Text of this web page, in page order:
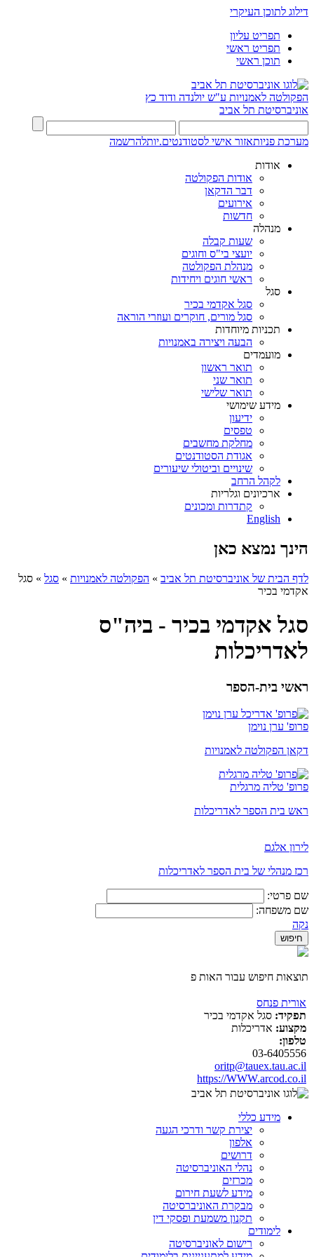
דילוג לתוכן העיקרי
תפריט עליון
תפריט ראשי
תוכן ראשי
הפקולטה לאמנויות ע"ש יולנדה ודוד כץ
אוניברסיטת תל אביב
מערכת פניותאזור אישי לסטודנטים.יותלהרשמה
אודות
אודות הפקולטה
דבר הדקאן
אירועים
חדשות
מנהלה
שעות קבלה
יועצי בי"ס וחוגים
מנהלת הפקולטה
ראשי חוגים ויחידות
סגל
סגל אקדמי בכיר
סגל מורים, חוקרים ועוזרי הוראה
תכניות מיוחדות
הבעה ויצירה באמנויות
מועמדים
תואר ראשון
תואר שני
תואר שלישי
מידע שימושי
ידיעון
טפסים
מחלקת מחשבים
אגודת הסטודנטים
שינויים וביטולי שיעורים
לקהל הרחב
ארכיונים וגלריות
קתדרות ומכונים
English
הינך נמצא כאן
לדף הבית של אוניברסיטת תל אביב » הפקולטה לאמנויות » סגל » סגל
אקדמי בכיר
סגל אקדמי בכיר - ביה"ס
לאדריכלות
ראשי בית-הספר
פרופ' ערן נוימן
דקאן הפקולטה לאמנויות
פרופ' טליה מרגלית
ראש בית הספר לאדריכלות
לירון אלגם
רכז מנהלי של בית הספר לאדריכלות
שם פרטי:
שם משפחה:
נקה
תוצאות חיפוש עבור האות פ
אורית פנחס
תפקיד: סגל אקדמי בכיר
מקצוע: אדריכלות
טלפון:
03-6405556
oritp@tauex.tau.ac.il
https://WWW.arcod.co.il
מידע כללי
יצירת קשר ודרכי הגעה
אלפון
דרושים
נהלי האוניברסיטה
מכרזים
מידע לשעת חירום
מבקרת האוניברסיטה
תקנון משמעת ופסקי דין
לימודים
רישום לאוניברסיטה